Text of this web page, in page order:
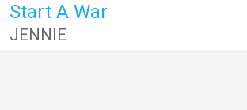
Start A War
JENNIE